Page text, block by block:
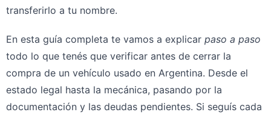
transferirlo a tu nombre.
En esta guía completa te vamos a explicar paso a paso
todo lo que tenés que verificar antes de cerrar la
compra de un vehículo usado en Argentina. Desde el
estado legal hasta la mecánica, pasando por la
documentación y las deudas pendientes. Si seguís cada